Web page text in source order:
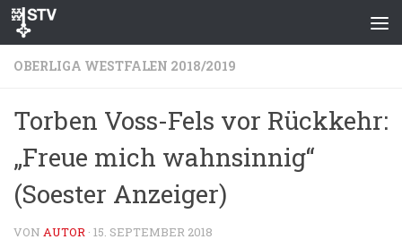
Zum Inhalt springen
OBERLIGA WESTFALEN 2018/2019
Torben Voss-Fels vor Rückkehr:
„Freue mich wahnsinnig“
(Soester Anzeiger)
VON AUTOR · 15. SEPTEMBER 2018